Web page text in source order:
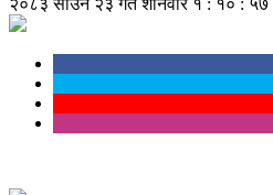
२०८३ साउन २३ गते शनिवार १ : १० : ५७